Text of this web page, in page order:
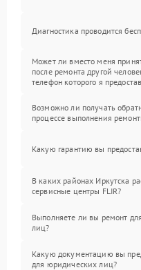
Диагностика проводится
Может ли вместо меня
после ремонта другой
телефон которого я
Возможно ли получать
процессе выполнения
Какую гарантию вы
В каких районах Иркутска
сервисные центры FLIR?
Выполняете ли вы ремонт
лиц?
Какую документацию вы
для юридических лиц?